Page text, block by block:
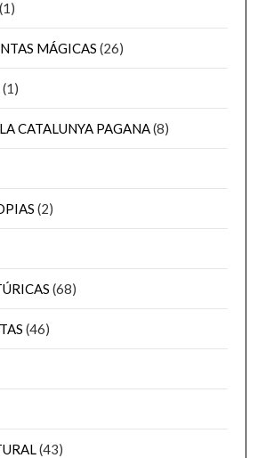
(1)
MÁGICAS (26)
(1)
CATALUNYA PAGANA(8)
(2)
(68)
(46)
(43)